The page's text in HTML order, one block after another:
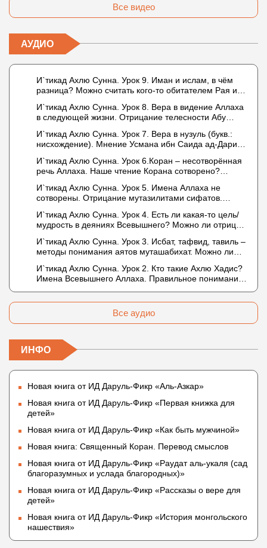
Все видео
АУДИО
И`тикад Ахлю Сунна. Урок 9. Иман и ислам, в чём
разница? Можно считать кого-то обитателем Рая или
И`тикад Ахлю Сунна. Урок 8. Вера в видение Аллаха
в следующей жизни. Отрицание телесности Абу
Усмана ибн Саида ад-Дарими. Иман – это слова,
дела и познание
И`тикад Ахлю Сунна. Урок 7. Вера в нузуль (букв.:
нисхождение). Мнение Усмана ибн Саида ад-Дарими
описывается физическим движением?
И`тикад Ахлю Сунна. Урок 6.Коран – несотворённая
речь Аллаха. Наше чтение Корана сотворено?
И`тикад Ахлю Сунна. Урок 5. Имена Аллаха не
сотворены. Отрицание мутазилитами сифатов.
И`тикад Ахлю Сунна. Урок 4. Есть ли какая-то цель/
мудрость в деяниях Всевышнего? Можно ли отрицать
не пришло в Коране и Сунне? Концепция ибн
Таймийи
И`тикад Ахлю Сунна. Урок 3. Исбат, тафвид, тавиль –
методы понимания аятов муташабихат. Можно ли
Что означает утверждение сифата «биля кейфа»
(без образа)?
И`тикад Ахлю Сунна. Урок 2. Кто такие Ахлю Хадис?
Имена Всевышнего Аллаха. Правильное понимание
Все аудио
ИНФО
Новая книга от ИД Даруль-Фикр «Аль-Азкар»
Новая книга от ИД Даруль-Фикр «Первая книжка для
детей»
Новая книга от ИД Даруль-Фикр «Как быть мужчиной»
Новая книга: Священный Коран. Перевод смыслов
Новая книга от ИД Даруль-Фикр «Раудат аль-укаля (cад
благоразумных и услада благородных)»
Новая книга от ИД Даруль-Фикр «Рассказы о вере для
детей»
Новая книга от ИД Даруль-Фикр «История монгольского
нашествия»